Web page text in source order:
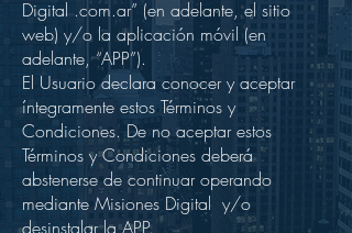
Digital .com.ar” (en adelante, el sitio
web) y/o la aplicación móvil (en
adelante, “APP”).
El Usuario declara conocer y aceptar
íntegramente estos Términos y
Condiciones. De no aceptar estos
Términos y Condiciones deberá
abstenerse de continuar operando
mediante Misiones Digital y/o
desinstalar la APP.